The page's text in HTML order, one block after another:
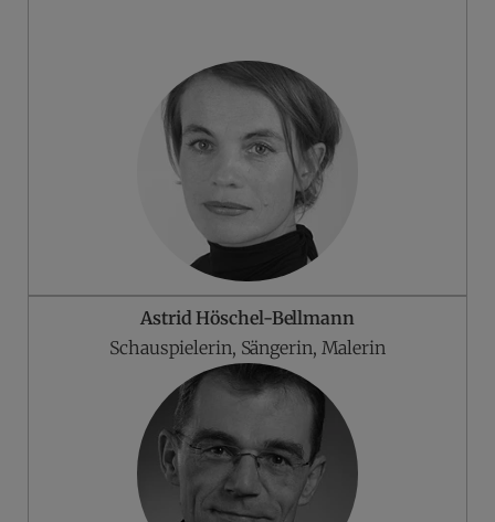
Astrid Höschel-Bellmann
Schauspielerin, Sängerin, Malerin